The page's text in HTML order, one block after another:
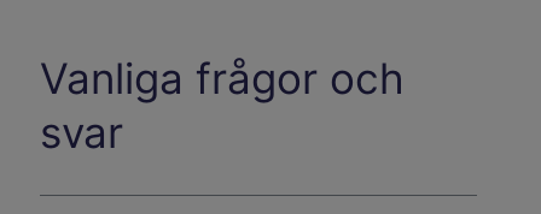
Vanliga frågor och
svar